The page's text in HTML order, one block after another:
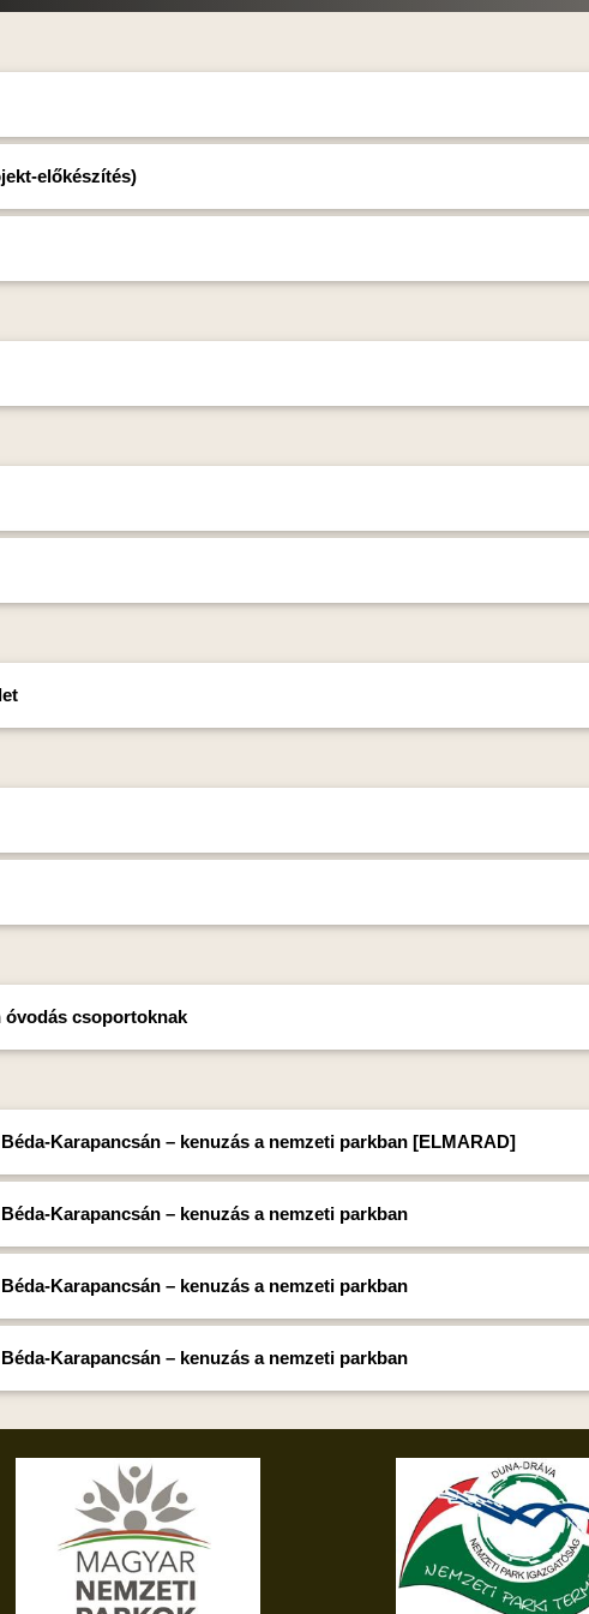
előkészítés)
óvodás csoportoknak
Karapancsán – kenuzás a nemzeti parkban [ELMARAD]
Karapancsán – kenuzás a nemzeti parkban
Karapancsán – kenuzás a nemzeti parkban
Karapancsán – kenuzás a nemzeti parkban